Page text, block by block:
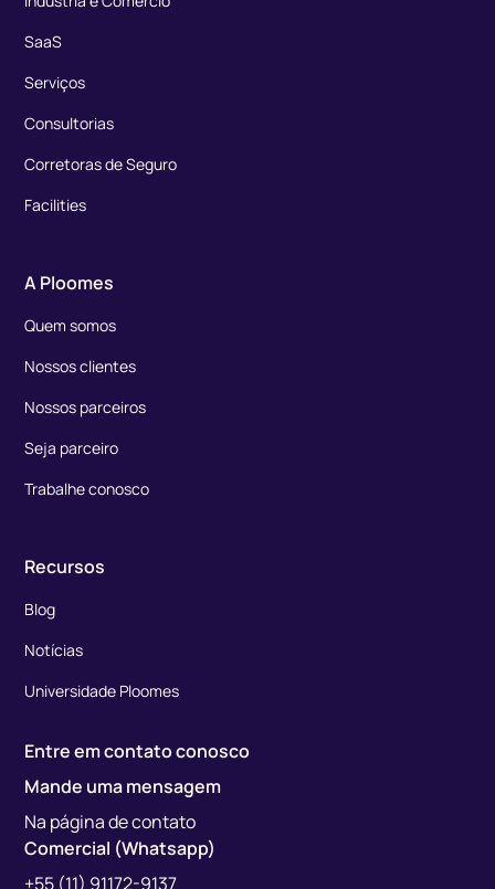
SaaS
Serviços
Consultorias
Corretoras de Seguro
Facilities
A Ploomes
Quem somos
Nossos clientes
Nossos parceiros
Seja parceiro
Trabalhe conosco
Recursos
Blog
Notícias
Universidade Ploomes
Entre em contato conosco
Mande uma mensagem
Na página de contato
Comercial (Whatsapp)
+55 (11) 91172-9137